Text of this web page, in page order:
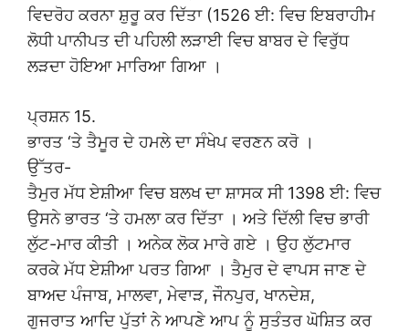
ਵਿਦਰੋਹ ਕਰਨਾ ਸ਼ੁਰੂ ਕਰ ਦਿੱਤਾ (1526 ਈ: ਵਿਚ ਇਬਰਾਹੀਮ
ਲੋਧੀ ਪਾਨੀਪਤ ਦੀ ਪਹਿਲੀ ਲੜਾਈ ਵਿਚ ਬਾਬਰ ਦੇ ਵਿਰੁੱਧ
ਲੜਦਾ ਹੋਇਆ ਮਾਰਿਆ ਗਿਆ ।
ਪ੍ਰਸ਼ਨ 15.
ਭਾਰਤ ‘ਤੇ ਤੈਮੂਰ ਦੇ ਹਮਲੇ ਦਾ ਸੰਖੇਪ ਵਰਣਨ ਕਰੋ ।
ਉੱਤਰ-
ਤੈਮੁਰ ਮੱਧ ਏਸ਼ੀਆ ਵਿਚ ਬਲਖ ਦਾ ਸ਼ਾਸਕ ਸੀ 1398 ਈ: ਵਿਚ
ਉਸਨੇ ਭਾਰਤ ‘ਤੇ ਹਮਲਾ ਕਰ ਦਿੱਤਾ । ਅਤੇ ਦਿੱਲੀ ਵਿਚ ਭਾਰੀ
ਲੁੱਟ-ਮਾਰ ਕੀਤੀ । ਅਨੇਕ ਲੋਕ ਮਾਰੇ ਗਏ । ਉਹ ਲੁੱਟਮਾਰ
ਕਰਕੇ ਮੱਧ ਏਸ਼ੀਆ ਪਰਤ ਗਿਆ । ਤੈਮੁਰ ਦੇ ਵਾਪਸ ਜਾਣ ਦੇ
ਬਾਅਦ ਪੰਜਾਬ, ਮਾਲਵਾ, ਮੇਵਾੜ, ਜੌਨਪੁਰ, ਖਾਨਦੇਸ਼,
ਗੁਜਰਾਤ ਆਦਿ ਪੁੱਤਾਂ ਨੇ ਆਪਣੇ ਆਪ ਨੂੰ ਸੁਤੰਤਰ ਘੋਸ਼ਿਤ ਕਰ